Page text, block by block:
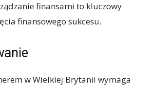
finansami to kluczowy
finansowego sukcesu.
w Wielkiej Brytanii wymaga